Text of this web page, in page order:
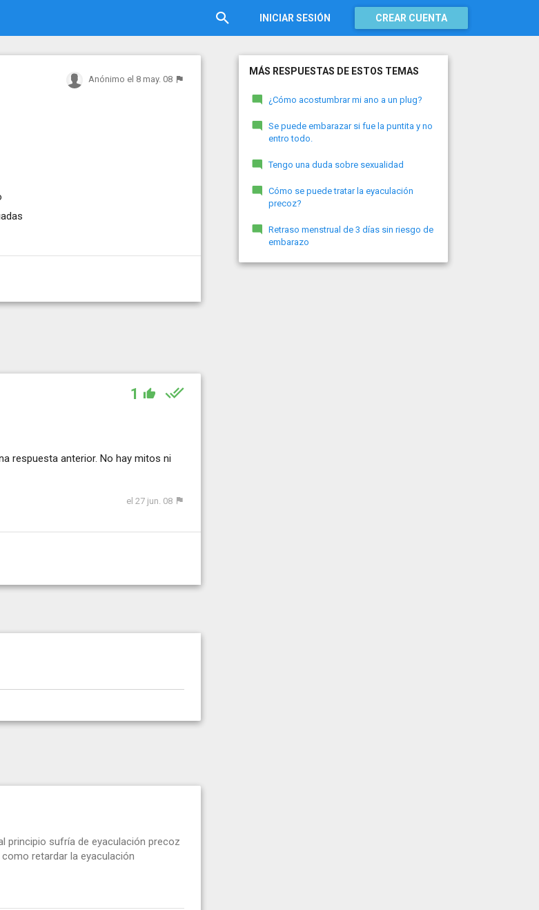
INICIAR SESIÓN CREAR CUENTA
Anónimo el 8 may. 08
1
respuesta anterior. No hay mitos ni
el 27 jun. 08
principio sufría de eyaculación precoz
retardar la eyaculación
MÁS RESPUESTAS DE ESTOS TEMAS
¿Cómo acostumbrar mi ano a un plug?
Se puede embarazar si fue la puntita y no
entro todo.
Tengo una duda sobre sexualidad
Cómo se puede tratar la eyaculación
precoz?
Retraso menstrual de 3 días sin riesgo de
embarazo